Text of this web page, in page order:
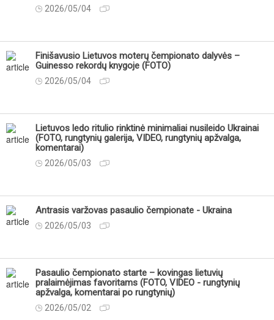
2026/05/04
Finišavusio Lietuvos moterų čempionato dalyvės –
Guinesso rekordų knygoje (FOTO)
2026/05/04
Lietuvos ledo ritulio rinktinė minimaliai nusileido Ukrainai
(FOTO, rungtynių galerija, VIDEO, rungtynių apžvalga,
komentarai)
2026/05/03
Antrasis varžovas pasaulio čempionate - Ukraina
2026/05/03
Pasaulio čempionato starte – kovingas lietuvių
pralaimėjimas favoritams (FOTO, VIDEO - rungtynių
apžvalga, komentarai po rungtynių)
2026/05/02